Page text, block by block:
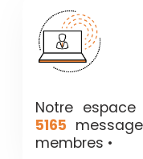
Notre
5165
membres •